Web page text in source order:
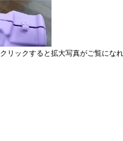
クリックすると拡大写真がご覧にな